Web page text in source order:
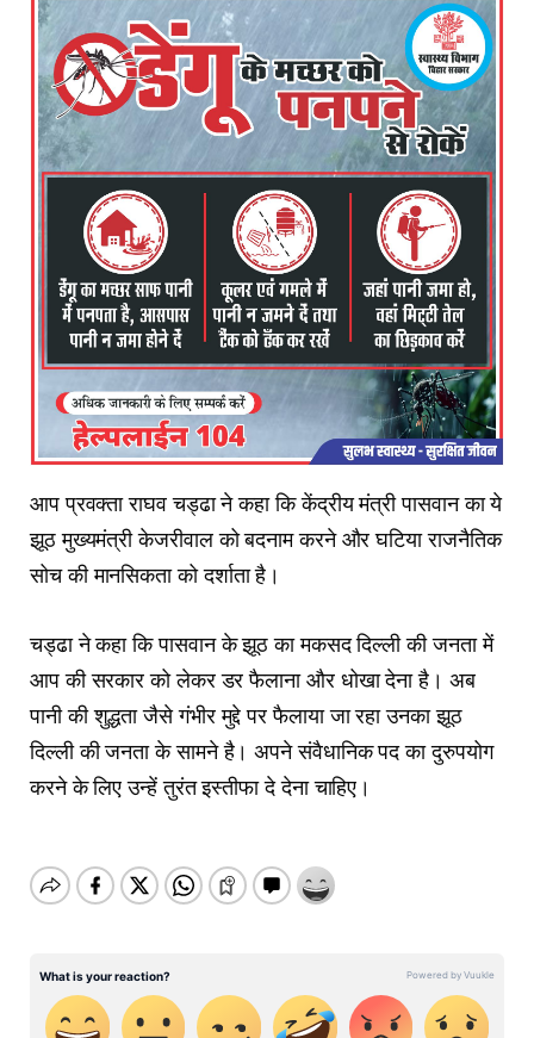
आप प्रवक्ता राघव चड्ढा ने कहा कि केंद्रीय मंत्री पासवान का ये
झूठ मुख्यमंत्री केजरीवाल को बदनाम करने और घटिया राजनैतिक
सोच की मानसिकता को दर्शाता है।
चड्ढा ने कहा कि पासवान के झूठ का मकसद दिल्ली की जनता में
आप की सरकार को लेकर डर फैलाना और धोखा देना है। अब
पानी की शुद्धता जैसे गंभीर मुद्दे पर फैलाया जा रहा उनका झूठ
दिल्ली की जनता के सामने है। अपने संवैधानिक पद का दुरुपयोग
करने के लिए उन्हें तुरंत इस्तीफा दे देना चाहिए।